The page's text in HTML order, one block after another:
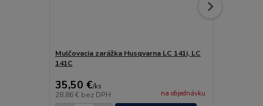
Mulčovacia zarážka Husqvarna LC 141i, LC
141C
35,50 €/ks
28,86 € bez DPH na objednávku